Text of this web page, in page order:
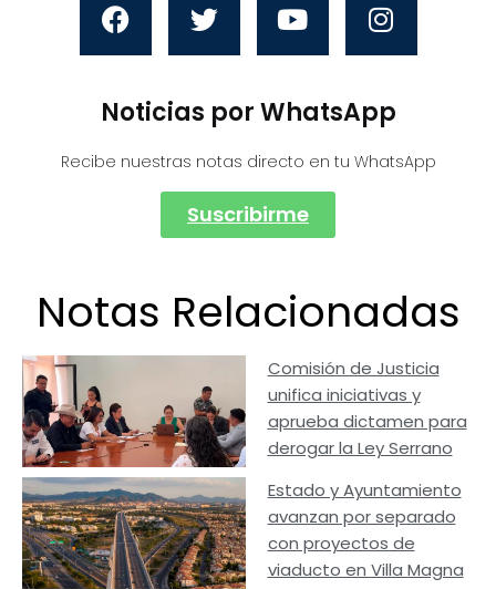
Noticias por WhatsApp
Recibe nuestras notas directo en tu WhatsApp
Suscribirme
Notas Relacionadas
Comisión de Justicia
unifica iniciativas y
aprueba dictamen para
derogar la Ley Serrano
Estado y Ayuntamiento
avanzan por separado
con proyectos de
viaducto en Villa Magna